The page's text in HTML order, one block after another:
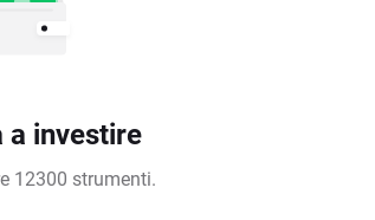
a investire
12300 strumenti.